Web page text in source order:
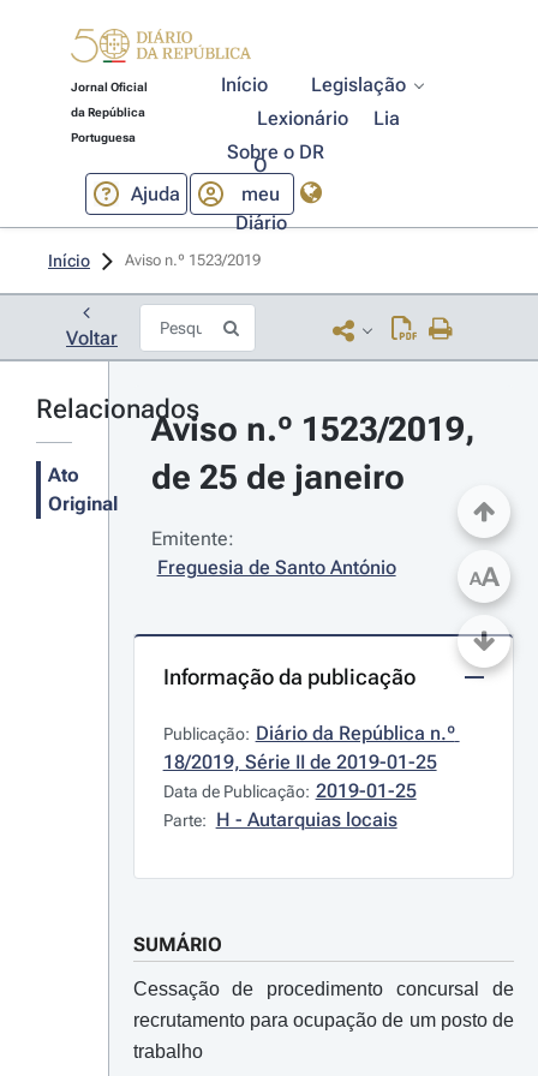
Jornal Oficial
da República
Portuguesa
Início
Legislação
Lexionário
Lia
Sobre o DR
Ajuda
O
meu
Diário
Início Aviso n.º 1523/2019
Voltar
Relacionados
Ato
Original
Aviso n.º 1523/2019,
de 25 de janeiro
Emitente:
Freguesia de Santo António
Informação da publicação
Publicação: Diário da República n.º
18/2019, Série II de 2019-01-25
Data de Publicação: 2019-01-25
Parte: H - Autarquias locais
SUMÁRIO
Cessação de procedimento concursal de
recrutamento para ocupação de um posto de
trabalho
AA